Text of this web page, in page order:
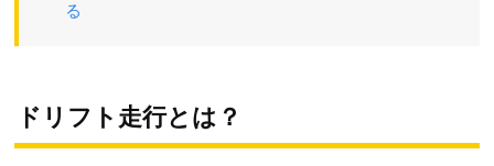
る
ドリフト走行とは？